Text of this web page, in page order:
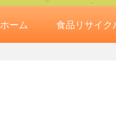
ホーム 食品リサイク